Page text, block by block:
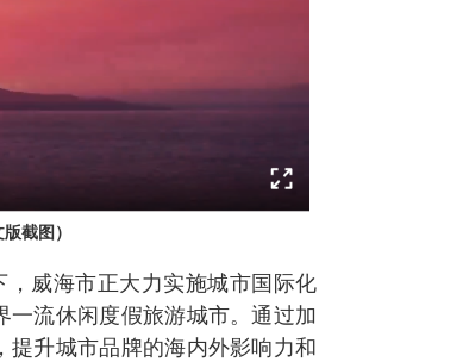
截图）
，威海市正大力实施城市国际化
流休闲度假旅游城市。通过加
升城市品牌的海内外影响力和